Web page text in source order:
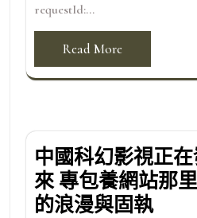
requestId:...
Read More
中國科幻影視正
來 專包養網站那
的浪漫與固執